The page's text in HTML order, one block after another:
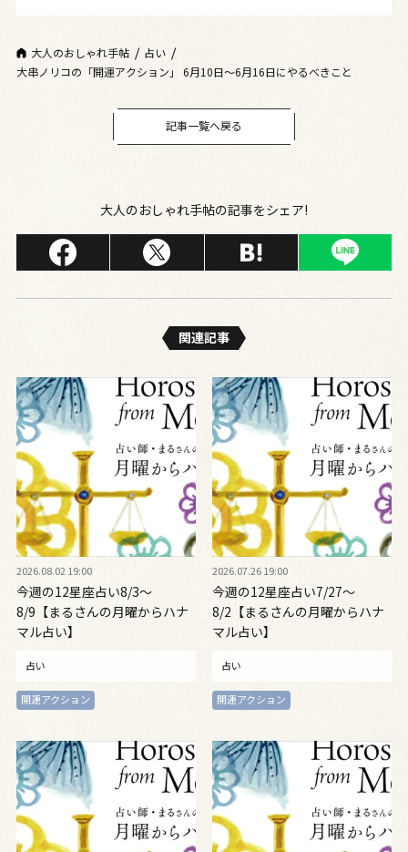
大人のおしゃれ手帖
占い
大串ノリコの「開運アクション」 6月10日～6月16日にやるべきこと
記事一覧へ戻る
大人のおしゃれ手帖の記事をシェア!
関連記事
2026.08.02 19:00
今週の12星座占い8/3～
8/9【まるさんの月曜からハナ
マル占い】
占い
開運アクション
2026.07.26 19:00
今週の12星座占い7/27～
8/2【まるさんの月曜からハナ
マル占い】
占い
開運アクション